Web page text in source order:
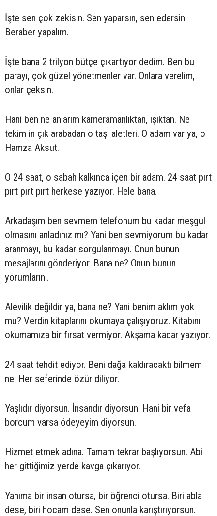
İşte sen çok zekisin. Sen yaparsın, sen edersin.
Beraber yapalım.
İşte bana 2 trilyon bütçe çıkartıyor dedim. Ben bu
parayı, çok güzel yönetmenler var. Onlara verelim,
onlar çeksin.
Hani ben ne anlarım kameramanlıktan, ışıktan. Ne
tekim in çık arabadan o taşı aletleri. O adam var ya, o
Hamza Aksut.
O 24 saat, o sabah kalkınca içen bir adam. 24 saat pırt
pırt pırt pırt herkese yazıyor. Hele bana.
Arkadaşım ben sevmem telefonum bu kadar meşgul
olmasını anladınız mı? Yani ben sevmiyorum bu kadar
aranmayı, bu kadar sorgulanmayı. Onun bunun
mesajlarını gönderiyor. Bana ne? Onun bunun
yorumlarını.
Alevilik değildir ya, bana ne? Yani benim aklım yok
mu? Verdin kitaplarını okumaya çalışıyoruz. Kitabını
okumamıza bir fırsat vermiyor. Akşama kadar yazıyor.
24 saat tehdit ediyor. Beni dağa kaldıracaktı bilmem
ne. Her seferinde özür diliyor.
Yaşlıdır diyorsun. İnsandır diyorsun. Hani bir vefa
borcum varsa ödeyeyim diyorsun.
Hizmet etmek adına. Tamam tekrar başlıyorsun. Abi
her gittiğimiz yerde kavga çıkarıyor.
Yanıma bir insan otursa, bir öğrenci otursa. Biri abla
dese, biri hocam dese. Sen onunla karıştırıyorsun.